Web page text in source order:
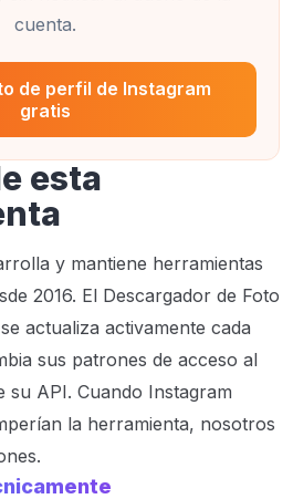
cuenta.
de perfil de Instagram
gratis
esta
y mantiene herramientas
2016. El Descargador de Foto
actualiza activamente cada
sus patrones de acceso al
su API. Cuando Instagram
la herramienta, nosotros